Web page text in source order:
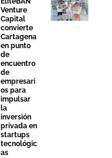
Venture
Capital
convierte
Cartagena
en punto
de
encuentro
de
empresari
os para
impulsar
la
inversión
privada en
startups
tecnológic
as